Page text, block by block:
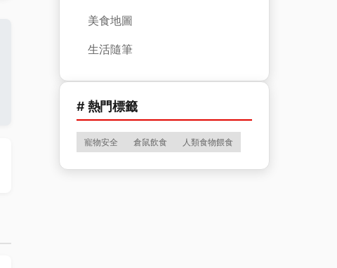
美食地圖
生活隨筆
# 熱門標籤
寵物安全 倉鼠飲食 人類食物餵食